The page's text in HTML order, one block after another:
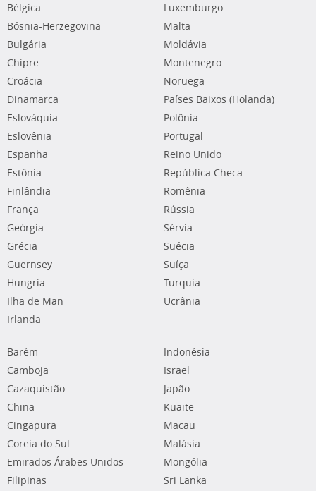
Bélgica
Bósnia-Herzegovina
Bulgária
Chipre
Croácia
Dinamarca
Eslováquia
Eslovênia
Espanha
Estônia
Finlândia
França
Geórgia
Grécia
Guernsey
Hungria
Ilha de Man
Irlanda
Luxemburgo
Malta
Moldávia
Montenegro
Noruega
Países Baixos (Holanda)
Polônia
Portugal
Reino Unido
República Checa
Romênia
Rússia
Sérvia
Suécia
Suíça
Turquia
Ucrânia
Barém
Camboja
Cazaquistão
China
Cingapura
Coreia do Sul
Emirados Árabes Unidos
Filipinas
Indonésia
Israel
Japão
Kuaite
Macau
Malásia
Mongólia
Sri Lanka